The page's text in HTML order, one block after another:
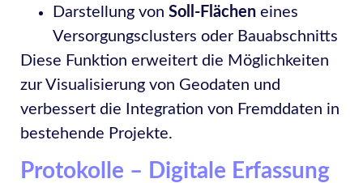
Darstellung von Soll-Flächeneines
Versorgungsclusters oder Bauabschnitts
Diese Funktion erweitert die Möglichkeiten
zur Visualisierung von Geodaten und
verbessert die Integration von Fremddaten in
bestehende Projekte.
Protokolle – Digitale Erfassung